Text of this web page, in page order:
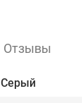
Отзывы
Серый